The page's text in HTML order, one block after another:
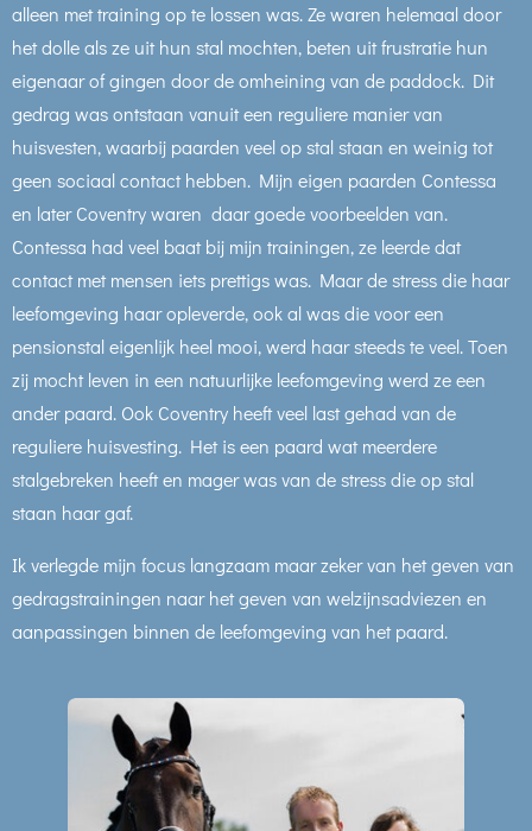
alleen met training op te lossen was. Ze waren helemaal door
het dolle als ze uit hun stal mochten, beten uit frustratie hun
eigenaar of gingen door de omheining van de paddock. Dit
gedrag was ontstaan vanuit een reguliere manier van
huisvesten, waarbij paarden veel op stal staan en weinig tot
geen sociaal contact hebben. Mijn eigen paarden Contessa
en later Coventry waren daar goede voorbeelden van.
Contessa had veel baat bij mijn trainingen, ze leerde dat
contact met mensen iets prettigs was. Maar de stress die haar
leefomgeving haar opleverde, ook al was die voor een
pensionstal eigenlijk heel mooi, werd haar steeds te veel. Toen
zij mocht leven in een natuurlijke leefomgeving werd ze een
ander paard. Ook Coventry heeft veel last gehad van de
reguliere huisvesting. Het is een paard wat meerdere
stalgebreken heeft en mager was van de stress die op stal
staan haar gaf.
Ik verlegde mijn focus langzaam maar zeker van het geven van
gedragstrainingen naar het geven van welzijnsadviezen en
aanpassingen binnen de leefomgeving van het paard.